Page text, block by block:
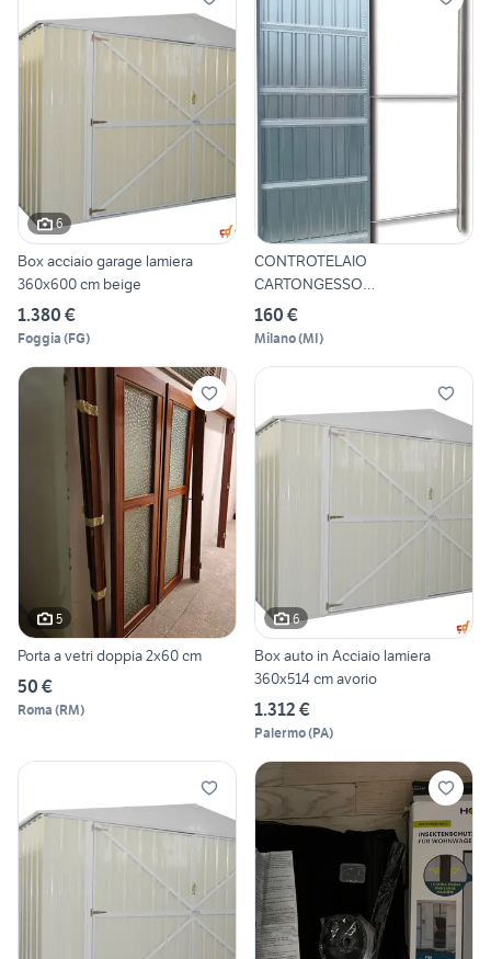
6
Box acciaio garage lamiera
360x600 cm beige
1.380 €
Foggia (FG)
CONTROTELAIO
CARTONGESSO
60/70/80/90X210 CM
160 €
Milano(MI)
5
Porta a vetri doppia 2x60 cm
50 €
Roma (RM)
6
Box auto in Acciaio lamiera
360x514 cm avorio
1.312 €
Palermo(PA)